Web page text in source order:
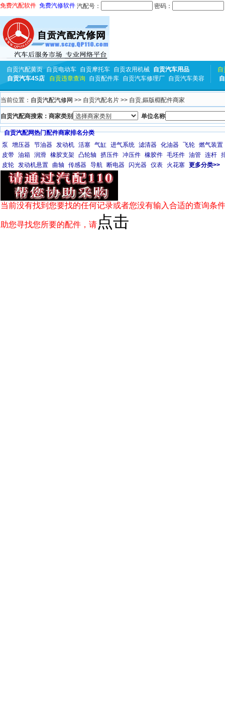
免费汽配软件 免费汽修软件 汽配号： 密码：
自贡汽配黄页 自贡电动车 自贡摩托车 自贡农用机械 自贡汽车用品
自贡汽车4S店
自贡违章查询 自贡配件库 自贡汽车修理厂 自贡汽车美容
自
当前位置： 自贡汽配汽修网 >> 自贡汽配名片 >> 自贡,鏂版棩配件商家
自贡汽配商搜索：商家类别 单位名称
自贡汽配网热门配件商家排名分类
泵
增压器 节油器 发动机 活塞 气缸 进气系统 滤清器 化油器 飞轮 燃气装置
皮带 油箱 润滑 橡胶支架 凸轮轴 挤压件 冲压件 橡胶件 毛坯件 油管 连杆
皮轮 发动机悬置 曲轴 传感器 导航 断电器 闪光器 仪表 火花塞 更多分类>>
当前没有找到您要找的任何记录或者您没有输入合适的查询条
助您寻找您所要的配件，请 点击